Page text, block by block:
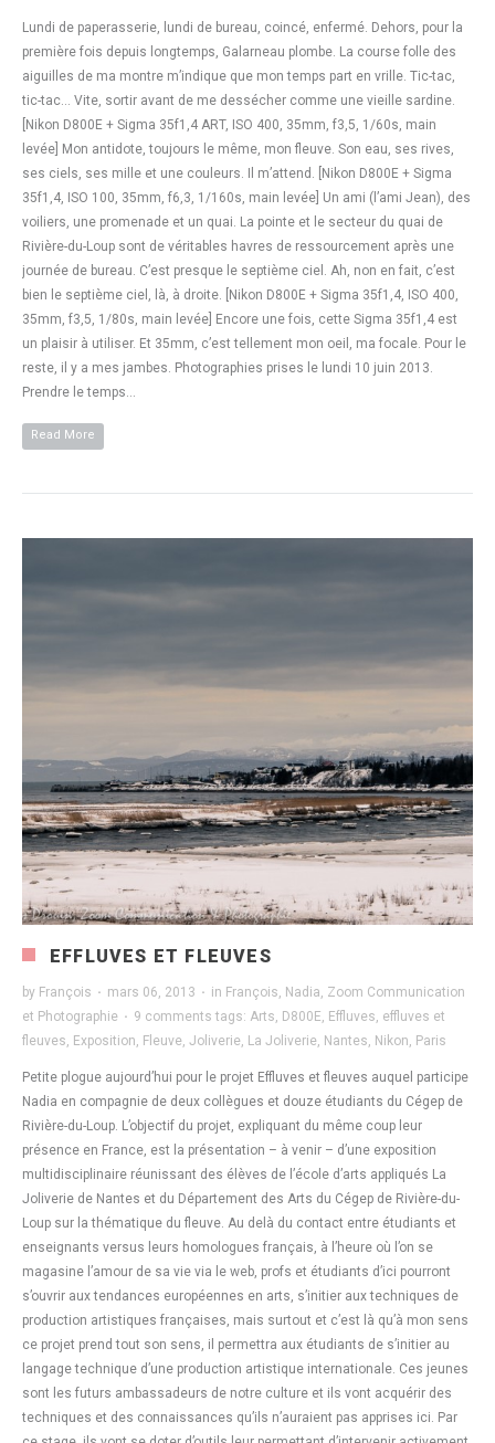
Lundi de paperasserie, lundi de bureau, coincé, enfermé. Dehors, pour la
première fois depuis longtemps, Galarneau plombe. La course folle des
aiguilles de ma montre m’indique que mon temps part en vrille. Tic-tac,
tic-tac… Vite, sortir avant de me dessécher comme une vieille sardine.
[Nikon D800E + Sigma 35f1,4 ART, ISO 400, 35mm, f3,5, 1/60s, main
levée] Mon antidote, toujours le même, mon fleuve. Son eau, ses rives,
ses ciels, ses mille et une couleurs. Il m’attend. [Nikon D800E + Sigma
35f1,4, ISO 100, 35mm, f6,3, 1/160s, main levée] Un ami (l’ami Jean), des
voiliers, une promenade et un quai. La pointe et le secteur du quai de
Rivière-du-Loup sont de véritables havres de ressourcement après une
journée de bureau. C’est presque le septième ciel. Ah, non en fait, c’est
bien le septième ciel, là, à droite. [Nikon D800E + Sigma 35f1,4, ISO 400,
35mm, f3,5, 1/80s, main levée] Encore une fois, cette Sigma 35f1,4 est
un plaisir à utiliser. Et 35mm, c’est tellement mon oeil, ma focale. Pour le
reste, il y a mes jambes. Photographies prises le lundi 10 juin 2013.
Prendre le temps…
Read More
EFFLUVES ET FLEUVES
by François · mars 06, 2013 · in François, Nadia, Zoom Communication
et Photographie · 9 comments tags: Arts, D800E, Effluves, effluves et
fleuves, Exposition, Fleuve, Joliverie, La Joliverie, Nantes, Nikon, Paris
Petite plogue aujourd’hui pour le projet Effluves et fleuves auquel participe
Nadia en compagnie de deux collègues et douze étudiants du Cégep de
Rivière-du-Loup. L’objectif du projet, expliquant du même coup leur
présence en France, est la présentation – à venir – d’une exposition
multidisciplinaire réunissant des élèves de l’école d’arts appliqués La
Joliverie de Nantes et du Département des Arts du Cégep de Rivière-du-
Loup sur la thématique du fleuve. Au delà du contact entre étudiants et
enseignants versus leurs homologues français, à l’heure où l’on se
magasine l’amour de sa vie via le web, profs et étudiants d’ici pourront
s’ouvrir aux tendances européennes en arts, s’initier aux techniques de
production artistiques françaises, mais surtout et c’est là qu’à mon sens
ce projet prend tout son sens, il permettra aux étudiants de s’initier au
langage technique d’une production artistique internationale. Ces jeunes
sont les futurs ambassadeurs de notre culture et ils vont acquérir des
techniques et des connaissances qu’ils n’auraient pas apprises ici. Par